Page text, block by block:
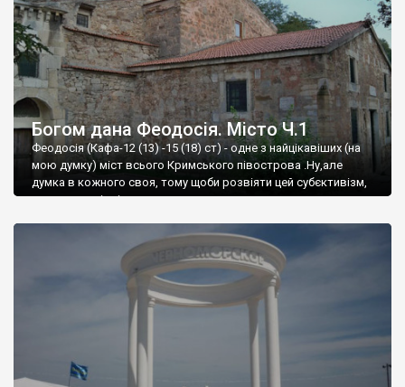
Богом дана Феодосія. Місто Ч.1
Феодосія (Кафа-12 (13) -15 (18) ст) - одне з найцікавіших (на
мою думку) міст всього Кримського півострова .Ну,але
думка в кожного своя, тому щоби розвіяти цей субєктивізм,
запрошую відвідати це